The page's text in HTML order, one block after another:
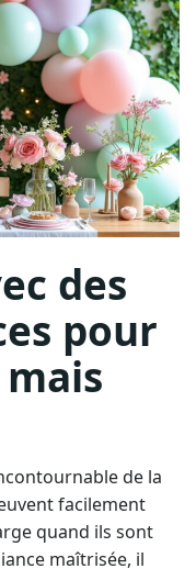
des
pour
de la
facilement
quand ils sont
maîtrisée, il